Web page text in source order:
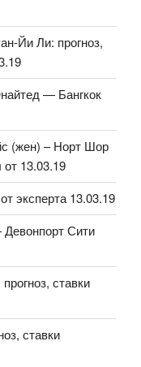
Йи Ли: прогноз,
— Бангкок
(жен) – Норт Шор
13.03.19
эксперта 13.03.19
Сити
ставки
ставки